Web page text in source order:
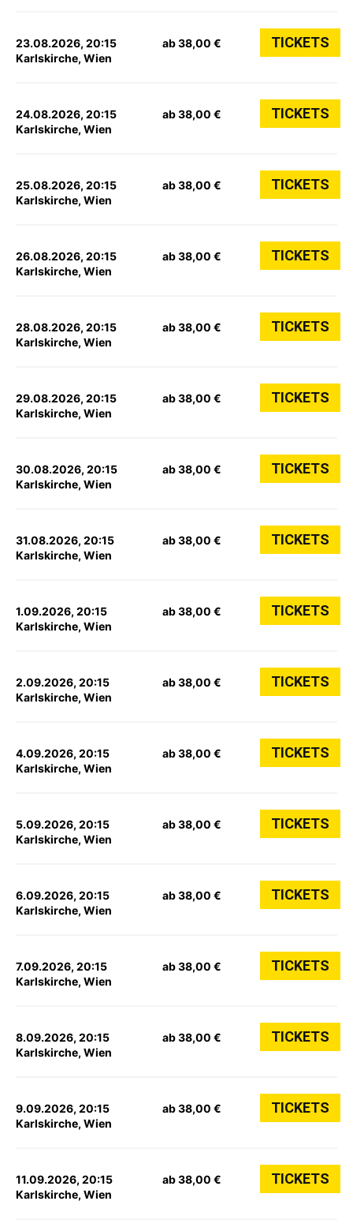
23.08.2026, 20:15
Karlskirche, Wien
ab 38,00 € TICKETS
24.08.2026, 20:15
Karlskirche, Wien
ab 38,00 € TICKETS
25.08.2026, 20:15
Karlskirche, Wien
ab 38,00 € TICKETS
26.08.2026, 20:15
Karlskirche, Wien
ab 38,00 € TICKETS
28.08.2026, 20:15
Karlskirche, Wien
ab 38,00 € TICKETS
29.08.2026, 20:15
Karlskirche, Wien
ab 38,00 € TICKETS
30.08.2026, 20:15
Karlskirche, Wien
ab 38,00 € TICKETS
31.08.2026, 20:15
Karlskirche, Wien
ab 38,00 € TICKETS
1.09.2026, 20:15
Karlskirche, Wien
ab 38,00 € TICKETS
2.09.2026, 20:15
Karlskirche, Wien
ab 38,00 € TICKETS
4.09.2026, 20:15
Karlskirche, Wien
ab 38,00 € TICKETS
5.09.2026, 20:15
Karlskirche, Wien
ab 38,00 € TICKETS
6.09.2026, 20:15
Karlskirche, Wien
ab 38,00 € TICKETS
7.09.2026, 20:15
Karlskirche, Wien
ab 38,00 € TICKETS
8.09.2026, 20:15
Karlskirche, Wien
ab 38,00 € TICKETS
9.09.2026, 20:15
Karlskirche, Wien
ab 38,00 € TICKETS
11.09.2026, 20:15
Karlskirche, Wien
ab 38,00 € TICKETS